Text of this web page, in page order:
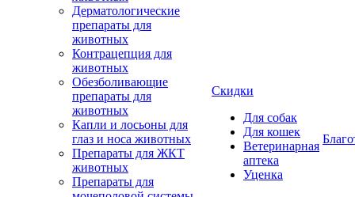
Дерматологические
препараты для
животных
Контрацепция для
животных
Обезболивающие
препараты для
животных
Капли и лосьоны для
глаз и носа животных
Препараты для ЖКТ
животных
Препараты для
Скидки
Для собак
Для кошек
Ветеринарная
аптека
Уценка